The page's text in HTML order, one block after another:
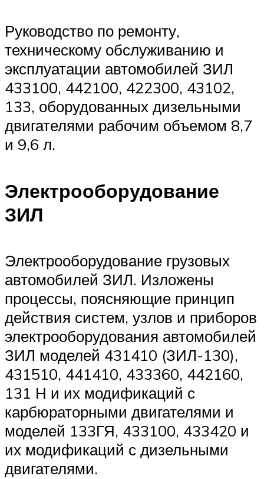
Руководство по ремонту,
техническому обслуживанию и
эксплуатации автомобилей ЗИЛ
433100, 442100, 422300, 43102,
133, оборудованных дизельными
двигателями рабочим объемом 8,7
и 9,6 л.
Электрооборудование
ЗИЛ
Электрооборудование грузовых
автомобилей ЗИЛ. Изложены
процессы, поясняющие принцип
действия систем, узлов и приборов
электрооборудования автомобилей
ЗИЛ моделей 431410 (ЗИЛ-130),
431510, 441410, 433360, 442160,
131 Н и их модификаций с
карбюраторными двигателями и
моделей 133ГЯ, 433100, 433420 и
их модификаций с дизельными
двигателями.